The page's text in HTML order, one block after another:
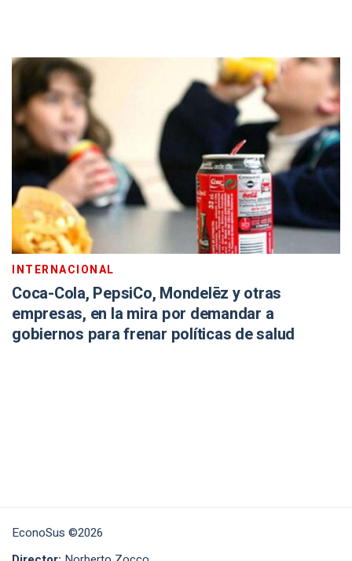
INTERNACIONAL
Coca-Cola, PepsiCo, Mondelēz y otras
empresas, en la mira por demandar a
gobiernos para frenar políticas de salud
EconoSus ©2026